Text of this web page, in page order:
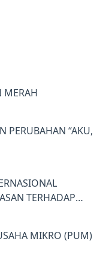
MERAH
“AKU,
TERHADAP
MIKRO (PUM)